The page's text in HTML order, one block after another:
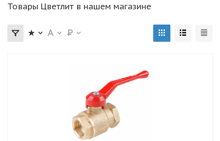
Товары Цветлит в нашем магазине